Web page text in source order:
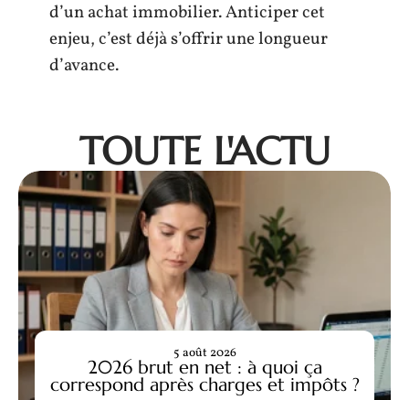
d’un achat immobilier. Anticiper cet
enjeu, c’est déjà s’offrir une longueur
d’avance.
TOUTE L'ACTU
2026 brut en net : à quoi ça
correspond après charges et impôts ?
5 août 2026